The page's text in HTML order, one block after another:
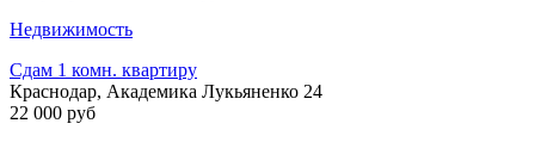
Недвижимость
Сдам 1 комн. квартиру
Краснодар, Академика Лукьяненко 24
22 000 руб